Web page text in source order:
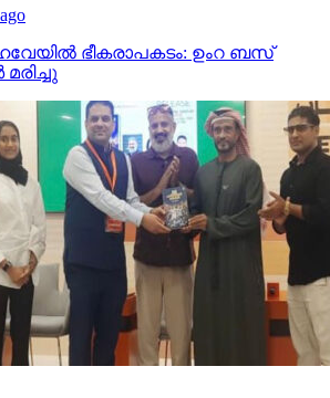
ഭീകരാപകടം: ഉംറ ബസ്